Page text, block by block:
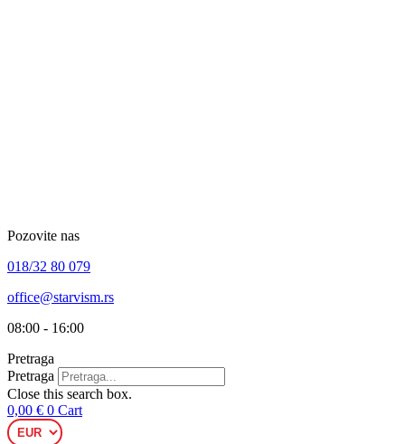
Pozovite nas
018/32 80 079
office@starvism.rs
08:00 - 16:00
Pretraga
Pretraga
Close this search box.
0,00 € 0 Cart